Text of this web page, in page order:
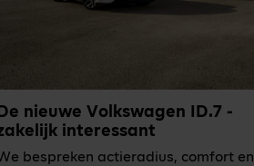
De nieuwe Volkswagen ID.7 -
interessant
bespreken actieradius, comfort en